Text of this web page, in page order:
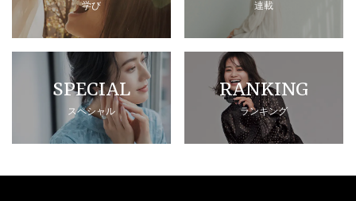
学び 連載
SPECIAL
スペシャル
RANKING
ランキング